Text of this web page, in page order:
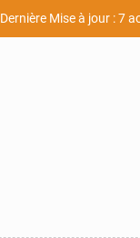
Dernière Mise à jour : 7